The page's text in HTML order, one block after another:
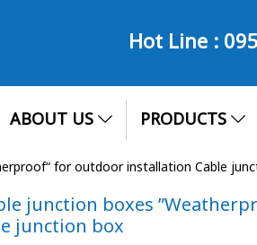
Hot Line :
ABOUT US PRODUCTS
for outdoor installation Cable
junction boxes
junction box